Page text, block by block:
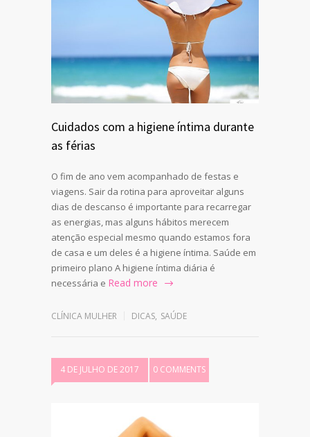
Cuidados com a higiene íntima durante
as férias
O fim de ano vem acompanhado de festas e
viagens. Sair da rotina para aproveitar alguns
dias de descanso é importante para recarregar
as energias, mas alguns hábitos merecem
atenção especial mesmo quando estamos fora
de casa e um deles é a higiene íntima. Saúde em
primeiro plano A higiene íntima diária é
necessária e Read more
CLÍNICA MULHER DICAS, SAÚDE
4 DE JULHO DE 2017 0 COMMENTS